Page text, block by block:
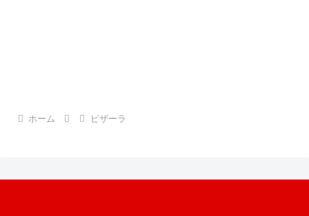
ホーム ピザーラ